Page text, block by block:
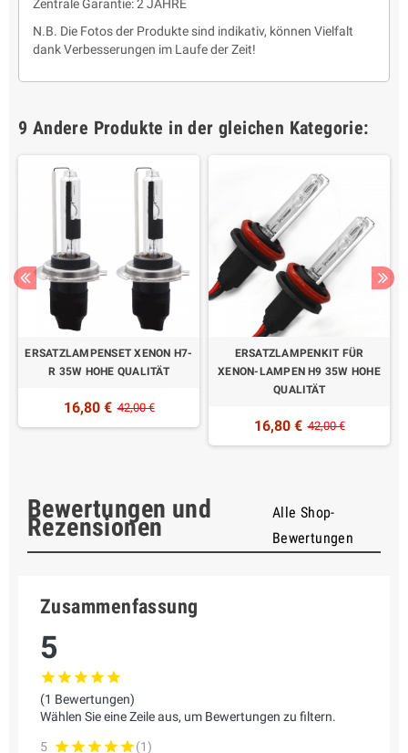
Zentrale Garantie: 2 JAHRE
N.B. Die Fotos der Produkte sind indikativ, können Vielfalt
dank Verbesserungen im Laufe der Zeit!
9 Andere Produkte in der gleichen Kategorie:
ERSATZLAMPENSET XENON H7-
R 35W HOHE QUALITÄT
16,80 € 42,00 €
ERSATZLAMPENKIT FÜR
XENON-LAMPEN H9 35W HOHE
QUALITÄT
16,80 € 42,00 €
Bewertungen und
Rezensionen
Alle Shop-
Bewertungen
Zusammenfassung
5
(1 Bewertungen)
Wählen Sie eine Zeile aus, um Bewertungen zu filtern.
5
(1)